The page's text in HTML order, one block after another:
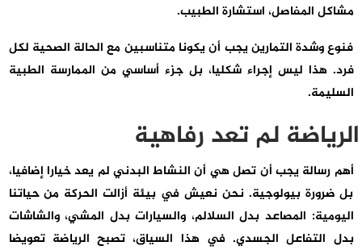
مشاكل المفاصل، استشارة الطبيب.
فنوع وشدة التمارين يجب أن يكونا متناسبين مع الحالة الصحية لكل
فرد. هذا ليس إجراء شكليا، بل جزء أساسي من الممارسة الطبية
السليمة.
الرياضة لم تعد رفاهية
أهم رسالة يجب أن تصل هي أن النشاط البدني لم يعد خيارا إضافيا،
بل ضرورة بيولوجية. نحن نعيش في بيئة أزالت الحركة من حياتنا
اليومية: المصاعد بدل السلالم، والسيارات بدل المشي، والشاشات
بدل التفاعل الجسدي. في هذا السياق، تصبح الرياضة تعويضا